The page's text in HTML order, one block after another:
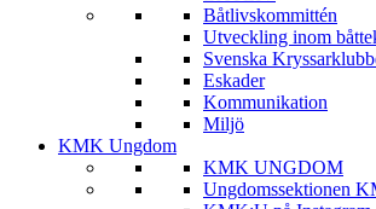
Båtlivskommittén
Utveckling inom
Svenska
Eskader
Kommunikation
Miljö
KMK Ungdom
KMK UNGDOM
Ungdomssektionen